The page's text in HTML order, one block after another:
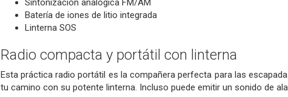
Sintonización analógica FM/AM
Batería de iones de litio integrada
Linterna SOS
Radio compacta y portátil con linterna
Esta práctica radio portátil es la compañera perfecta para las
tu camino con su potente linterna. Incluso puede emitir un sonido de